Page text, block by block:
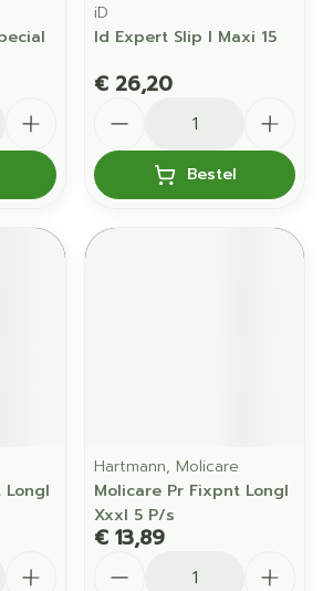
iD
Id Expert Slip l Maxi 15
€ 26,20
Bestel
Longl
Hartmann, Molicare
Molicare Pr Fixpnt Longl
Xxxl 5 P/s
€ 13,89